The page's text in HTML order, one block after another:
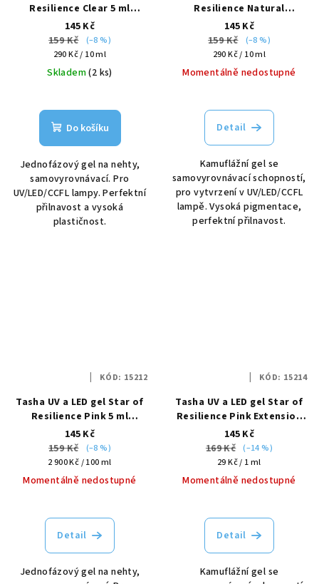
Resilience Clear 5 ml
modelovací
145 Kč
159 Kč
(–8 %)
Měrná
cena:
290 Kč / 10 ml
Skladem(2 ks)
Do košíku
Jednofázový gel na nehty,
samovyrovnávací. Pro
UV/LED/CCFL lampy. Perfektní
přilnavost a vysoká
plastičnost.
Resilience Natural
Extension kamuflážní 5 ml
145 Kč
159 Kč
(–8 %)
Měrná
cena:
290 Kč / 10 ml
Momentálně nedostupné
Detail
Kamuflážní gel se
samovyrovnávací schopností,
pro vytvrzení v UV/LED/CCFL
lampě. Vysoká pigmentace,
perfektní přilnavost.
Tasha UV a LED gel Star of
Resilience Pink 5 ml
modelovací
145 Kč
159 Kč
(–8 %)
Měrná
cena:
2 900 Kč / 100 ml
Momentálně nedostupné
Detail
Jednofázový gel na nehty,
KÓD: 15212
Tasha UV a LED gel Star of
Resilience Pink Extension
kamuflážní 5 ml
145 Kč
169 Kč (–14 %)
Měrná
cena:
29 Kč / 1 ml
Momentálně nedostupné
Detail
Kamuflážní gel se
KÓD: 15214